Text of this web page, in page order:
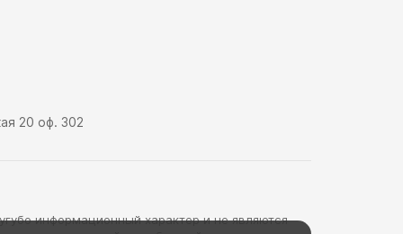
20 оф. 302
информационный характер и не являются